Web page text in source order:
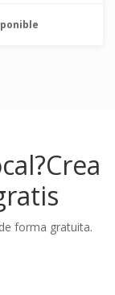
Crea
forma gratuita.